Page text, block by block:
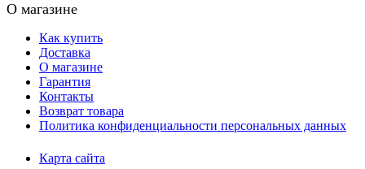
О магазине
Как купить
Доставка
О магазине
Гарантия
Контакты
Возврат товара
Политика конфиденциальности персональных данных
Карта сайта